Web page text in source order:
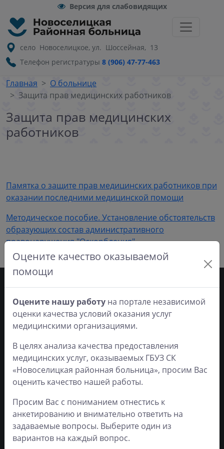
Версия для слабовидящих
село Новоселицкое, ул. Шоссейная, 13
Телефон регистратуры 8 (906) 47-77-463
Главная
О больнице
Защита прав медицинских работников
Защита прав медицинских
работников
Памятка о защите прав медицинских работников при
оказании последними медицинской помощи
Методическое пособие. Установление обстоятельств
образующих состав административного
правонарушения "Оскорбления"
декабря 2019 г.
Если вы обнаружите
ошибку в тексте,
пожалуйста, выделите её
Инструкция по работе с
сайтом
Читать подробнее
Часы работы
Понедельник
Вторник
Среда
Четверг
Суббота
Воскресенье
8:00 - 18:00
8:00 - 18:00
8:00 - 18:00
9:00 - 17:00
Выходной
Оцените качество оказываемой
помощи
Оцените нашу работу на портале независимой
оценки качества условий оказания услуг
медицинскими организациями.
В целях анализа качества предоставления
медицинских услуг, оказываемых ГБУЗ СК
«Новоселицкая районная больница», просим Вас
оценить качество нашей работы.
Просим Вас с пониманием отнестись к
анкетированию и внимательно ответить на
задаваемые вопросы. Выберите один из
вариантов на каждый вопрос.